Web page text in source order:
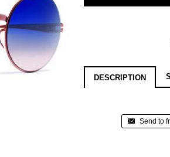
DESCRIPTION
Send to